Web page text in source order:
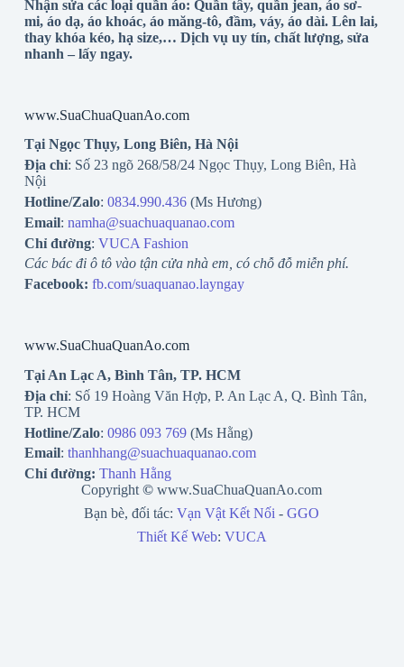
Nhận sửa các loại quần áo: Quần tây, quần jean, áo sơ-
mi, áo dạ, áo khoác, áo măng-tô, đầm, váy, áo dài. Lên lai,
thay khóa kéo, hạ size,… Dịch vụ uy tín, chất lượng, sửa
nhanh – lấy ngay.
www.SuaChuaQuanAo.com
Tại Ngọc Thụy, Long Biên, Hà Nội
Địa chỉ: Số 23 ngõ 268/58/24 Ngọc Thụy, Long Biên, Hà
Nội
Hotline/Zalo: 0834.990.436(Ms Hương)
Email: namha@suachuaquanao.com
Chỉ đường: VUCA Fashion
Các bác đi ô tô vào tận cửa nhà em, có chỗ đỗ miễn phí.
Facebook: fb.com/suaquanao.layngay
www.SuaChuaQuanAo.com
Tại An Lạc A, Bình Tân, TP. HCM
Địa chỉ: Số 19 Hoàng Văn Hợp, P. An Lạc A, Q. Bình Tân,
TP. HCM
Hotline/Zalo: 0986 093 769(Ms Hằng)
Email: thanhhang@suachuaquanao.com
Chỉ đường: Thanh Hằng
Copyright© www.SuaChuaQuanAo.com
Bạn bè, đối tác:Vạn Vật Kết Nối -GGO
Thiết Kế Web: VUCA